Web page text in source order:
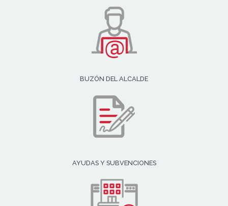
BUZÓN DEL ALCALDE
AYUDAS Y SUBVENCIONES